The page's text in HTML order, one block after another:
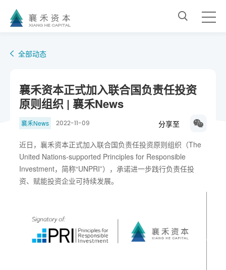
全部动态
襄禾资本正式加入联合国负责任投资
原则组织 | 襄禾News
襄禾News 2022-11-09 分享至
近日，襄禾资本正式加入联合国负责任投资原则组织（The
United Nations-supported Principles for Responsible
Investment，简称“UNPRI”），承诺进一步践行负责任投
资、赋能投资企业可持续发展。